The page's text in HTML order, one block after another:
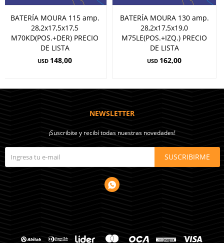
BATERÍA MOURA 115 amp.
28,2x17,5x17,5
M70KD(POS.+DER) PRECIO
DE LISTA
USD 148,00
BATERÍA MOURA 130 amp.
28,2x17,5x19,0
M75LE(POS.+IZQ.) PRECIO
DE LISTA
USD 162,00
NEWSLETTER
¡Suscribite y recibí todas nuestras novedades!
SUSCRIBIRME
